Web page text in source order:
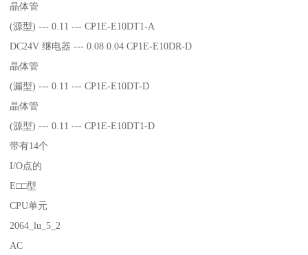
晶体管
(源型) --- 0.11 --- CP1E-E10DT1-A
DC24V 继电器 --- 0.08 0.04 CP1E-E10DR-D
晶体管
(漏型) --- 0.11 --- CP1E-E10DT-D
晶体管
(源型) --- 0.11 --- CP1E-E10DT1-D
带有14个
I/O点的
E□□型
CPU单元
2064_lu_5_2
AC